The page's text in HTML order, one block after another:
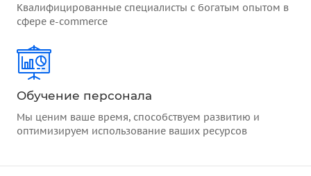
Квалифицированные специалисты с богатым опытом в
сфере e-commerce
Обучение персонала
Мы ценим ваше время, способствуем развитию и
оптимизируем использование ваших ресурсов